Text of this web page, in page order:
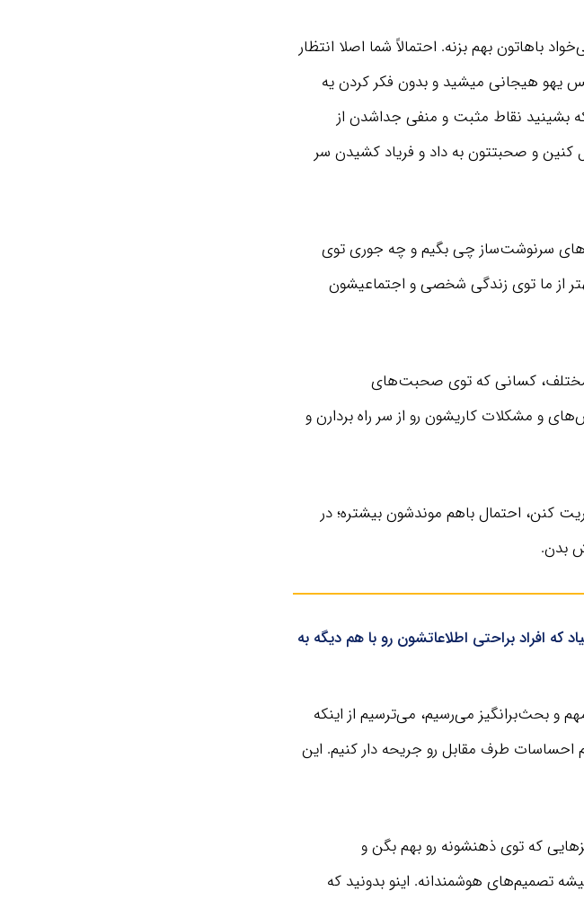
باهاتون بهم بزنه. احتمالاً شما اصلا انتظار
یهو هیجانی میشید و بدون فکر کردن یه
بشینید نقاط مثبت و منفی جداشدن از
کنین و صحبتتون به داد و فریاد کشیدن سر
سرنوشت‌ساز چی بگیم و چه جوری توی
از ما توی زندگی شخصی و اجتماعیشون
کارمند شرکت‌های مختلف، کسانی که توی صحبت‌های
و مشکلات کاریشون رو از سر راه بردارن و
کنن، احتمال باهم موندشون بیشتره؛ در
افراد براحتی اطلاعاتشون رو با هم دیگه به
بحث‌برانگیز می‌رسیم، می‌ترسیم از اینکه
احساسات طرف مقابل رو جریحه دار کنیم. این
که توی ذهنشونه رو بهم بگن و
تصمیم‌های هوشمندانه. اینو بدونید که
خودت رو بذاری و به
میشه!